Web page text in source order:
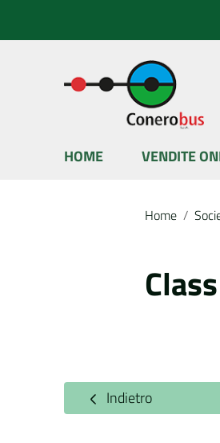
HOME VENDITE
Home /
Indietro